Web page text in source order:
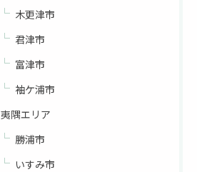
木更津市
君津市
富津市
袖ケ浦市
夷隅エリア
勝浦市
いすみ市